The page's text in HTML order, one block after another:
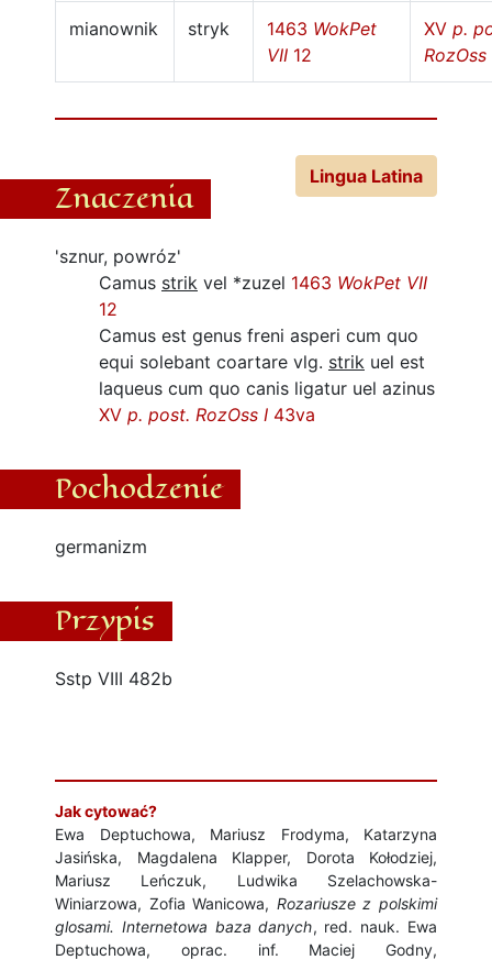
mianownik stryk 1463 WokPet
VII 12
XV p.
RozOss
Znaczenia
Lingua Latina
'sznur, powróz'
Camus strik vel *zuzel 1463 WokPet VII
12
Camus est genus freni asperi cum quo
equi solebant coartare vlg. strik uel est
laqueus cum quo canis ligatur uel azinus
XV p. post. RozOss I 43va
Pochodzenie
germanizm
Przypis
Sstp VIII 482b
Jak cytować?
Ewa Deptuchowa, Mariusz Frodyma, Katarzyna
Jasińska, Magdalena Klapper, Dorota Kołodziej,
Mariusz Leńczuk, Ludwika Szelachowska-
Winiarzowa, Zofia Wanicowa, Rozariusze z polskimi
glosami. Internetowa baza danych, red. nauk. Ewa
Deptuchowa, oprac. inf. Maciej Godny,